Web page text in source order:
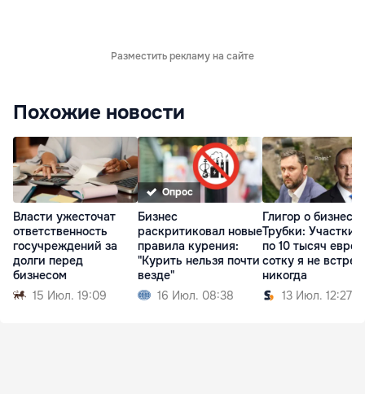
Разместить рекламу на сайте
Похожие новости
Власти ужесточат
ответственность
госучреждений за
долги перед
бизнесом
15 Июл. 19:09
Опрос
Бизнес
раскритиковал новые
правила курения:
"Курить нельзя почти
везде"
16 Июл. 08:38
Глигор о бизнесе
Трубки: Участки
по 10 тысяч евро
сотку я не
никогда
13 Июл. 12:27